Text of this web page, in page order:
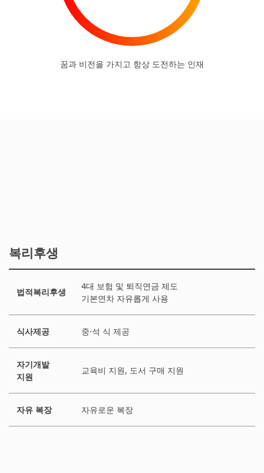
꿈과 비전을 가지고 항상 도전하는 인재
복리후생
법적복리후생
4대 보험 및 퇴직연금 제도
기본연차 자유롭게 사용
식사제공 중·석 식 제공
자기개발
지원
교육비 지원, 도서 구매 지원
자유 복장 자유로운 복장